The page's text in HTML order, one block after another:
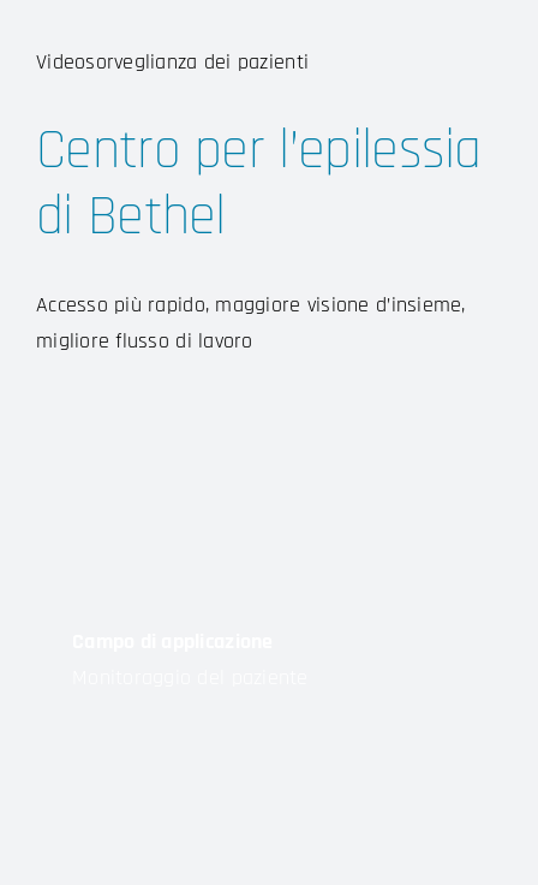
Videosorveglianza dei pazienti
Centro per l’epilessia
di Bethel
Accesso più rapido, maggiore visione d’insieme,
migliore flusso di lavoro